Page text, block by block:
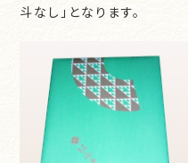
斗なし」となります。